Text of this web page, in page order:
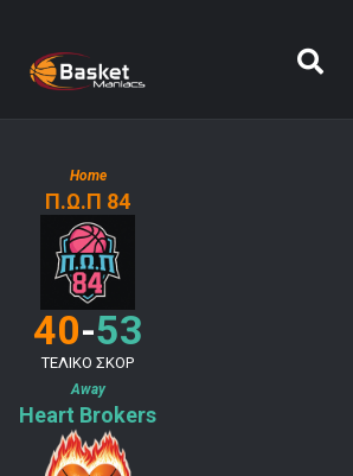
Home
Π.Ω.Π 84
40-53
ΤΕΛΙΚΟ ΣΚΟΡ
Away
Heart Brokers